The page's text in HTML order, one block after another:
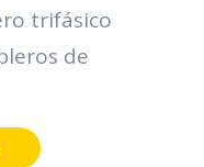
trifásico
de